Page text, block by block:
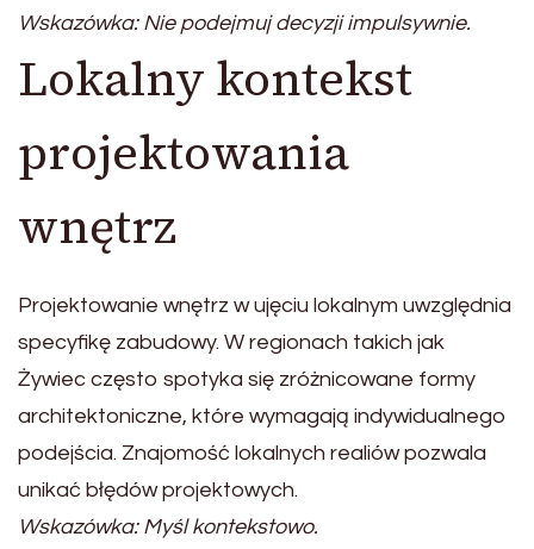
Wskazówka: Nie podejmuj decyzji impulsywnie.
Lokalny kontekst
projektowania
wnętrz
Projektowanie wnętrz w ujęciu lokalnym uwzględnia
specyfikę zabudowy. W regionach takich jak
Żywiec często spotyka się zróżnicowane formy
architektoniczne, które wymagają indywidualnego
podejścia. Znajomość lokalnych realiów pozwala
unikać błędów projektowych.
Wskazówka: Myśl kontekstowo.